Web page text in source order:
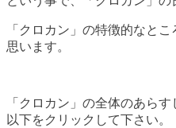
「クロカン」の特徴的なと
思います。
「クロカン」の全体のあら
以下をクリックして下さい。